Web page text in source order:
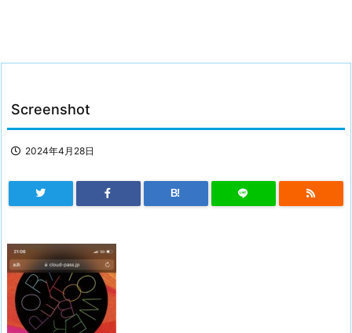
Screenshot
2024年4月28日
B!